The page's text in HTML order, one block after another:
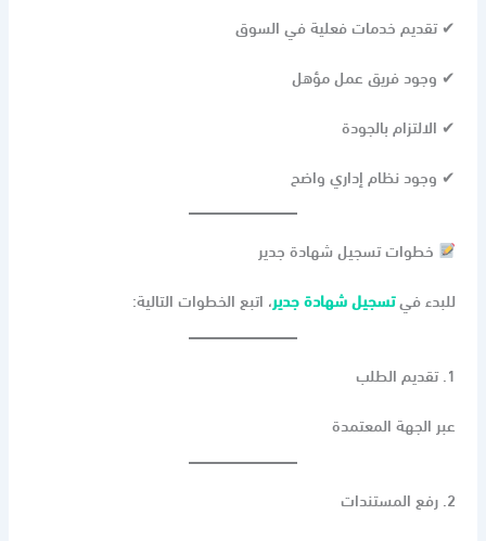
✔ تقديم خدمات فعلية في السوق
✔ وجود فريق عمل مؤهل
✔ الالتزام بالجودة
✔ وجود نظام إداري واضح
خطوات تسجيل شهادة جدير
للبدء فيتسجيل شهادة جدير، اتبع الخطوات التالية:
1. تقديم الطلب
عبر الجهة المعتمدة
2. رفع المستندات